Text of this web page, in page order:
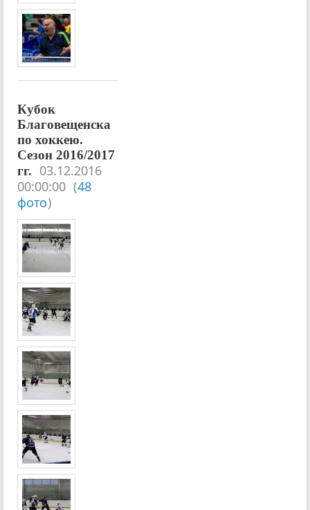
Кубок
Благовещенска
по хоккею.
Сезон 2016/2017
гг.
03.12.2016
00:00:00 (48
фото)